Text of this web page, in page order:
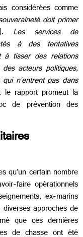
considérées comme
doit primer
Les services de
à des tentatives
à tisser des relations
acteurs politiques,
n’entrent pas dans
le rapport promeut la
de prévention des
qu’un certain nombre
faire opérationnels
ex-marins
approches de
que ces dernières
de chasse ont été